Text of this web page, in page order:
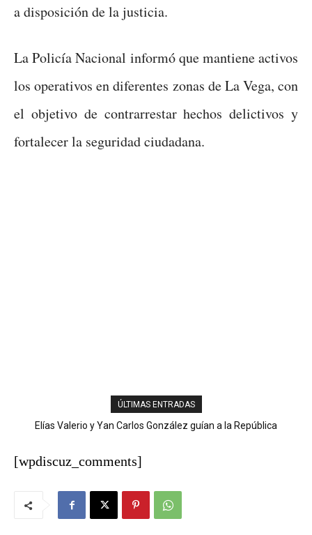
a disposición de la justicia.
La Policía Nacional informó que mantiene activos
los operativos en diferentes zonas de La Vega, con
el objetivo de contrarrestar hechos delictivos y
fortalecer la seguridad ciudadana.
ÚLTIMAS ENTRADAS
Elías Valerio y Yan Carlos González guían a la República
Ladrones cargan con más de RD$100 mil y equipos de un
[wpdiscuz_comments]